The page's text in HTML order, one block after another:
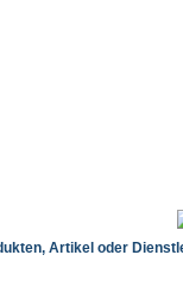
Artikel oder